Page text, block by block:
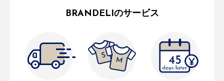
BRANDELIのサービス